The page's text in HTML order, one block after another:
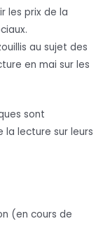
les prix de la
au sujet des
en mai sur les
sont
lecture sur leurs
(en cours de